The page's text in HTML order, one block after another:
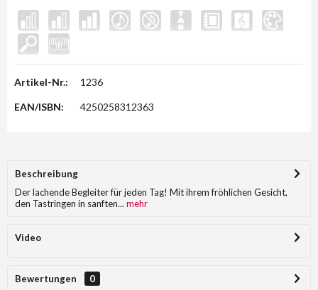
Artikel-Nr.: 1236
EAN/ISBN: 4250258312363
Beschreibung
Der lachende Begleiter für jeden Tag! Mit ihrem fröhlichen Gesicht,
den Tastringen in sanften... mehr
Video
Bewertungen
0